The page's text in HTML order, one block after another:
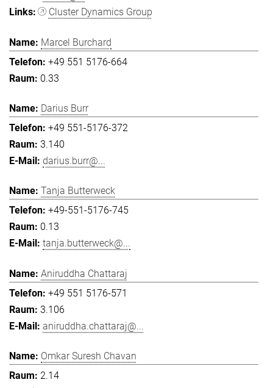
Cluster Dynamics Group
Marcel Burchard
+49 551 5176-664
0.33
Darius Burr
+49 551-5176-372
3.140
darius.burr@...
Tanja Butterweck
+49-551-5176-745
0.13
tanja.butterweck@...
Aniruddha Chattaraj
+49 551 5176-571
3.106
aniruddha.chattaraj@...
Omkar Suresh Chavan
2.14